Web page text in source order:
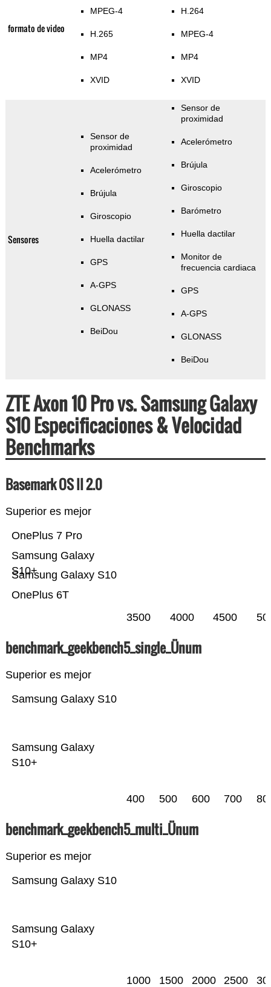
formato de video
MPEG-4
H.265
MP4
XVID
H.264
MPEG-4
MP4
XVID
Sensores
Sensor de
proximidad
Acelerómetro
Brújula
Giroscopio
Huella dactilar
GPS
A-GPS
GLONASS
BeiDou
Sensor de
proximidad
Acelerómetro
Brújula
Giroscopio
Barómetro
Huella dactilar
Monitor de
frecuencia cardiaca
GPS
A-GPS
GLONASS
BeiDou
ZTE Axon 10 Pro vs. Samsung Galaxy
S10 Especificaciones & Velocidad
Benchmarks
Basemark OS II 2.0
Superior es mejor
OnePlus 6T
Samsung Galaxy S10
Samsung Galaxy
S10+
OnePlus 7 Pro
3500 4000 4500
benchmark_geekbench5_single_Ünum
Superior es mejor
Samsung Galaxy
S10+
Samsung Galaxy S10
400 500 600 700
benchmark_geekbench5_multi_Ünum
Superior es mejor
Samsung Galaxy
S10+
Samsung Galaxy S10
1000 1500 2000 2500